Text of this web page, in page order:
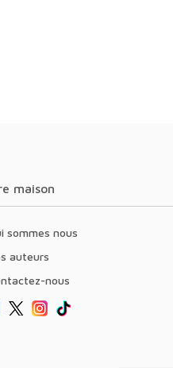
maison
sommes nous
auteurs
nous